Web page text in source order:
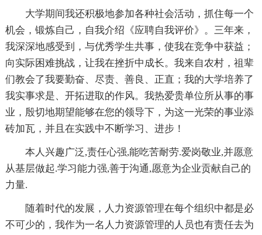
大学期间我还积极地参加各种社会活动，抓住每一个
机会，锻炼自己，自我介绍《应聘自我评价》。三年来，
我深深地感受到，与优秀学生共事，使我在竞争中获益；
向实际困难挑战，让我在挫折中成长。我来自农村，祖辈
们教会了我要勤奋、尽责、善良、正直；我的大学培养了
我实事求是、开拓进取的作风。我热爱贵单位所从事的事
业，殷切地期望能够在您的领导下，为这一光荣的事业添
砖加瓦，并且在实践中不断学习、进步！
本人兴趣广泛,责任心强,能吃苦耐劳.爱岗敬业,并愿意
从基层做起.学习能力强,善于沟通,愿意为企业贡献自己的
力量.
随着时代的发展，人力资源管理在每个组织中都是必
不可少的，我作为一名人力资源管理的人员也有责任去为